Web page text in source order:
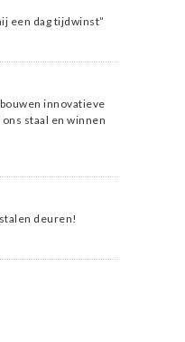
een dag tijdwinst”
innovatieve
staal en winnen
deuren!